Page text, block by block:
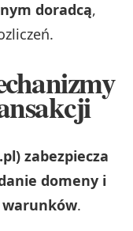
doradcą,
zabezpiecza
domeny i
warunków.